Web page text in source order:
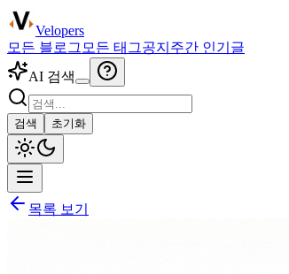
Velopers
모든 블로그 모든 태그공지 주간 인기글
AI 검색
검색 초기화
목록 보기